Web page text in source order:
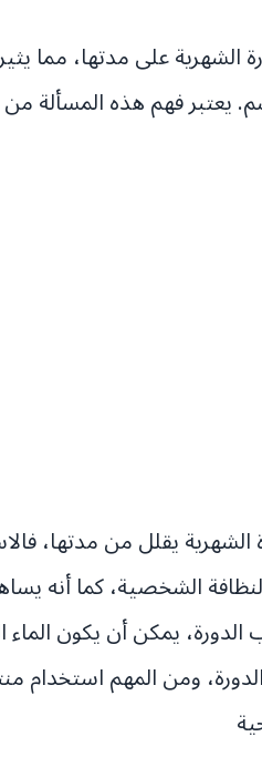
الشهرية على مدتها، مما
فهم هذه المسألة من
الشهرية يقلل من مدتها،
الشخصية، كما أنه
يمكن أن يكون الماء
ومن المهم استخدام